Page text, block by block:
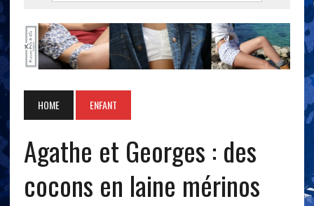
HOME ENFANT
Agathe et Georges : des
cocons en laine mérinos